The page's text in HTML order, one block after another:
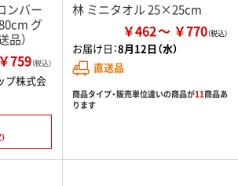
ンバー
グ
品）
￥759（税込）
プ株式会
林 ミニタオル 25×25cm
￥462 ￥770
お届け日：8月12日（水）
直送品
商品タイプ・販売単位違いの商品が11商品あ
ります